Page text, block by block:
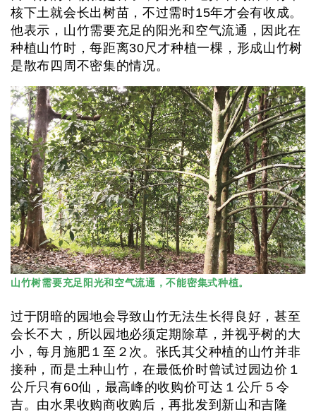
核下土就会长出树苗，不过需时15年才会有收成。
他表示，山竹需要充足的阳光和空气流通，因此在
种植山竹时，每距离30尺才种植一棵，形成山竹树
是散布四周不密集的情况。
山竹树需要充足阳光和空气流通，不能密集式种植。
过于阴暗的园地会导致山竹无法生长得良好，甚至
会长不大，所以园地必须定期除草，并视乎树的大
小，每月施肥１至２次。张氏其父种植的山竹并非
接种，而是土种山竹，在最低价时曾试过园边价１
公斤只有60仙，最高峰的收购价可达１公斤５令
吉。由水果收购商收购后，再批发到新山和吉隆